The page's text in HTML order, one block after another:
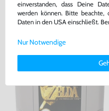
DAS HABEN
einverstanden, dass Deine
werden können. Bitte beachte,
Daten in den USA einschließt.
Weitere Informationen zu den
Deinen Rechten als Nutzer
Nur Notwendige